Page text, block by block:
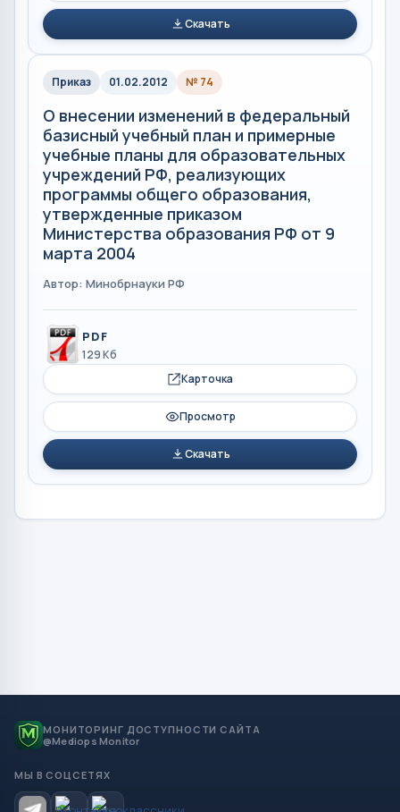
Скачать
Приказ 01.02.2012 № 74
О внесении изменений в федеральный
базисный учебный план и примерные
учебные планы для образовательных
учреждений РФ, реализующих
программы общего образования,
утвержденные приказом
Министерства образования РФ от 9
марта 2004
Автор: Минобрнауки РФ
PDF
129 Кб
Карточка
Просмотр
Скачать
МОНИТОРИНГ ДОСТУПНОСТИ САЙТА
@Mediops Monitor
МЫ В СОЦСЕТЯХ